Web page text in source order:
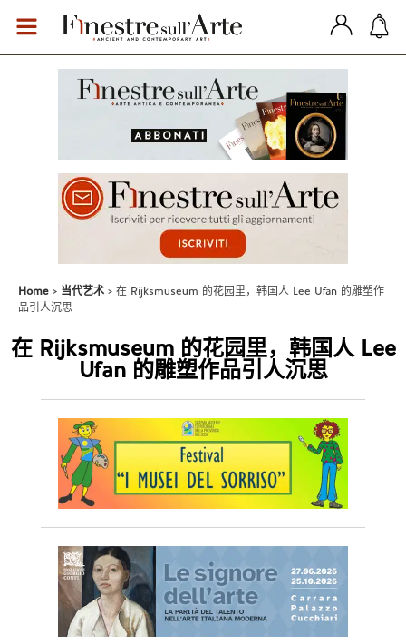
Home 当代艺术
在 Rijksmuseum 的花园里，韩国人 Lee Ufan 的雕塑作
品引人沉思
在 Rijksmuseum 的花园里，韩国人 Lee
Ufan 的雕塑作品引人沉思